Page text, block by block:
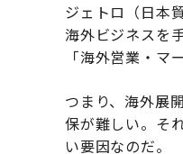
ジェトロ（日本
海外ビジネスを
「海外営業・マ
つまり、海外展
保が難しい。そ
い要因なのだ。